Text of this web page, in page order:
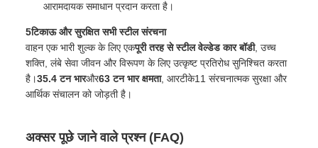
आरामदायक समाधान प्रदान करता है।
5टिकाऊ और सुरक्षित सभी स्टील संरचना
वाहन एक भारी शुल्क के लिए एकपूरी तरह से स्टील वेल्डेड कार बॉडी, उच्च
शक्ति, लंबे सेवा जीवन और विरूपण के लिए उत्कृष्ट प्रतिरोध सुनिश्चित करता
है।35.4 टन भारऔर63 टन भार क्षमता, आरटीके11 संरचनात्मक सुरक्षा और
आर्थिक संचालन को जोड़ती है।
अक्सर पूछे जाने वाले प्रश्न (FAQ)